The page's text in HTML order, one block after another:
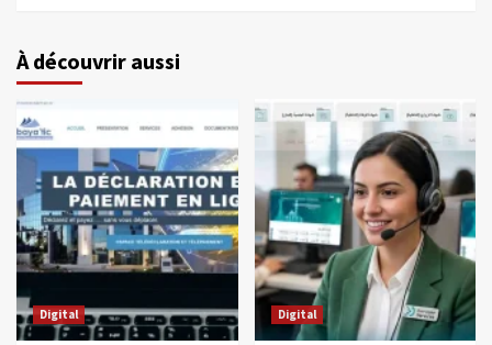
À découvrir aussi
Digital Digital